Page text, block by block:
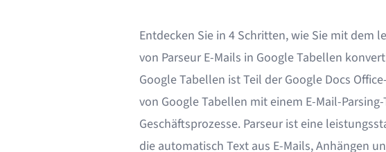
Entdecken Sie in 4 Schritten, wie Sie mit dem
von Parseur E-Mails in Google Tabellen
Google Tabellen ist Teil der Google Docs
von Google Tabellen mit einem E-Mail-
Geschäftsprozesse. Parseur ist eine
die automatisch Text aus E-Mails, Anhängen